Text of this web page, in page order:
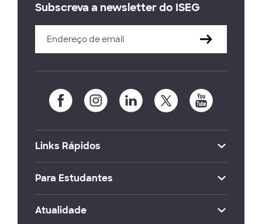
Subscreva a newsletter do ISEG
Links Rápidos
Para Estudantes
Atualidade